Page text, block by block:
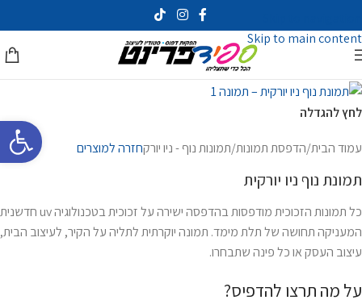
פתח
Skip to main content
לחץ להגדלה
עמוד הבית/הדפסת תמונות/תמונות נוף - ניו יורקחזרה למוצרים
תמונת נוף ניו יורקית
כל תמונות הזכוכית מודפסות בהדפסה ישירה על זכוכית בטכנולוגיה uv חדשנית
המעניקה תחושה של תלת מימד. תמונה יוקרתית לתליה על הקיר, לעיצוב הבית,
עיצוב העסק או כל פינה שתבחרו.
על מה תרצו להדפיס?